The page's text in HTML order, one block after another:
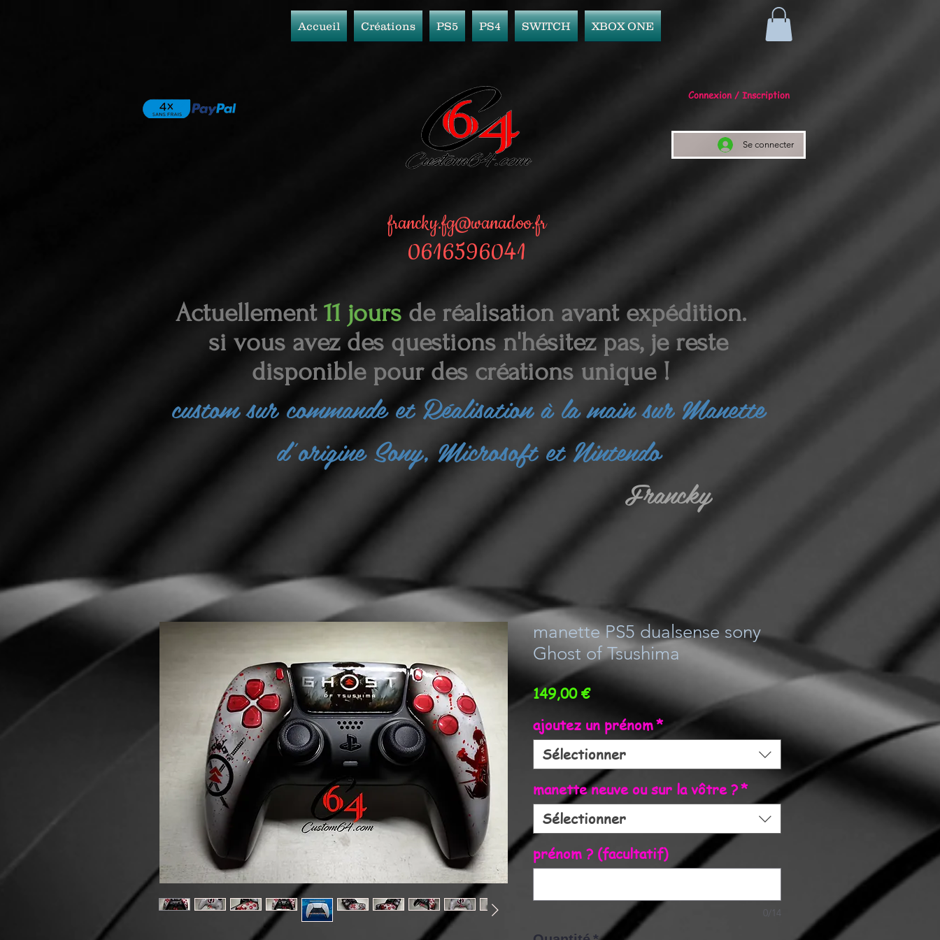
Accueil Créations PS5 PS4 SWITCH XBOX ONE
Connexion / Inscription
Se connecter
francky.fg@wanadoo.fr
0616596041
Actuellement 11 joursde réalisation avant expédition.
si vous avez des questions n'hésitez pas, je reste
disponible pour des créations unique !
custom sur commande etRéalisation à la main sur Manette
d'origine Sony, Microsoft et Nintendo
Francky
manette PS5 dualsense sony
Ghost of Tsushima
149,00 €Prix
ajoutez un prénom*
Sélectionner
manette neuve ou sur la vôtre ?*
Sélectionner
prénom ? (facultatif)
0/14